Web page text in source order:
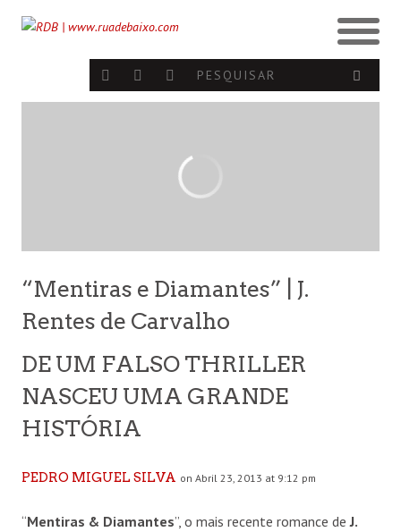
“Mentiras e Diamantes” | J.
Rentes de Carvalho
DE UM FALSO THRILLER
NASCEU UMA GRANDE
HISTÓRIA
PEDRO MIGUEL SILVA on Abril 23, 2013 at 9:12 pm
“Mentiras & Diamantes”, o mais recente romance deJ.